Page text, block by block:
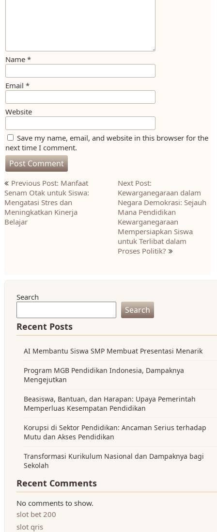
Name *
Email *
Website
Save my name, email, and website in this browser for the
next time I comment.
Post
navigation
Previous Post: Manfaat
Senam Otak untuk Siswa:
Mengatasi Stres dan
Meningkatkan Kinerja
Belajar
Next Post:
Kewarganegaraan dalam
Negara Demokrasi: Sejauh
Mana Pendidikan
Kewarganegaraan
Mempersiapkan Siswa
untuk Terlibat dalam
Proses Politik?
Search
Search
Recent Posts
AI Membantu Siswa SMP Membuat Presentasi Menarik
Program MGB Pendidikan Indonesia, Dampaknya
Mengejutkan
Beasiswa, Bantuan, dan Harapan: Upaya Pemerintah
Memperluas Kesempatan Pendidikan
Korupsi di Sektor Pendidikan: Ancaman Serius terhadap
Mutu dan Akses Pendidikan
Transformasi Kurikulum Nasional dan Dampaknya bagi
Sekolah
Recent Comments
No comments to show.
slot bet 200
slot qris